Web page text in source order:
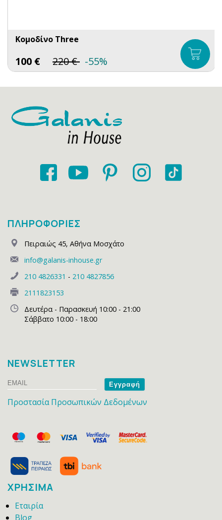
Κομοδίνο Three
100 € 220€ -55%
ΠΛΗΡΟΦΟΡΙΕΣ
Πειραιώς 45, Αθήνα Μοσχάτο
info@galanis-inhouse.gr
210 4826331 - 210 4827856
2111823153
Δευτέρα - Παρασκευή 10:00 - 21:00
Σάββατο 10:00 - 18:00
NEWSLETTER
Email
Name
Προστασία Προσωπικών Δεδομένων
ΧΡΗΣΙΜΑ
Εταιρία
Blog